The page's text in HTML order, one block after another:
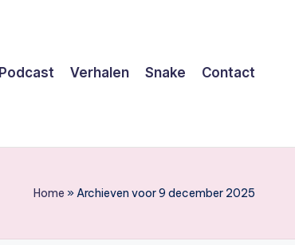
Podcast Verhalen Snake Contact
Home »Archieven voor 9 december 2025